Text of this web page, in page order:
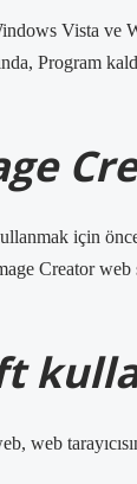
Vista ve
Program
için
Creator web
web